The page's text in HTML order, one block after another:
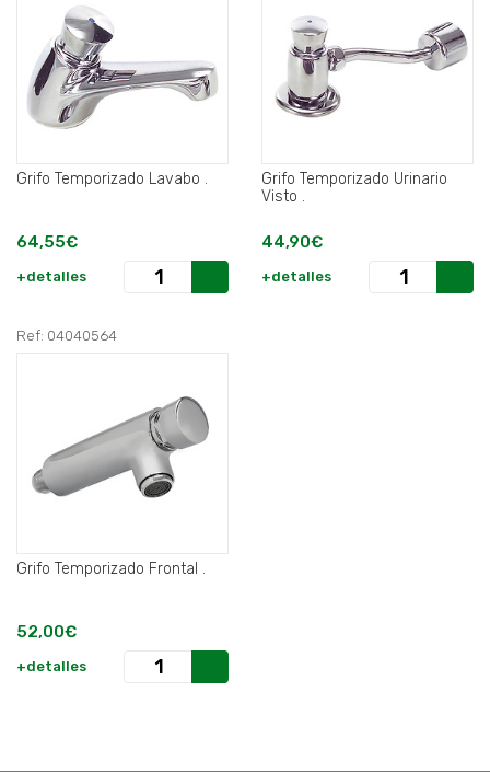
Grifo Temporizado Lavabo .
64,55€
+detalles
Grifo Temporizado Urinario
Visto .
44,90€
+detalles
Ref: 04040564
Grifo Temporizado Frontal .
52,00€
+detalles